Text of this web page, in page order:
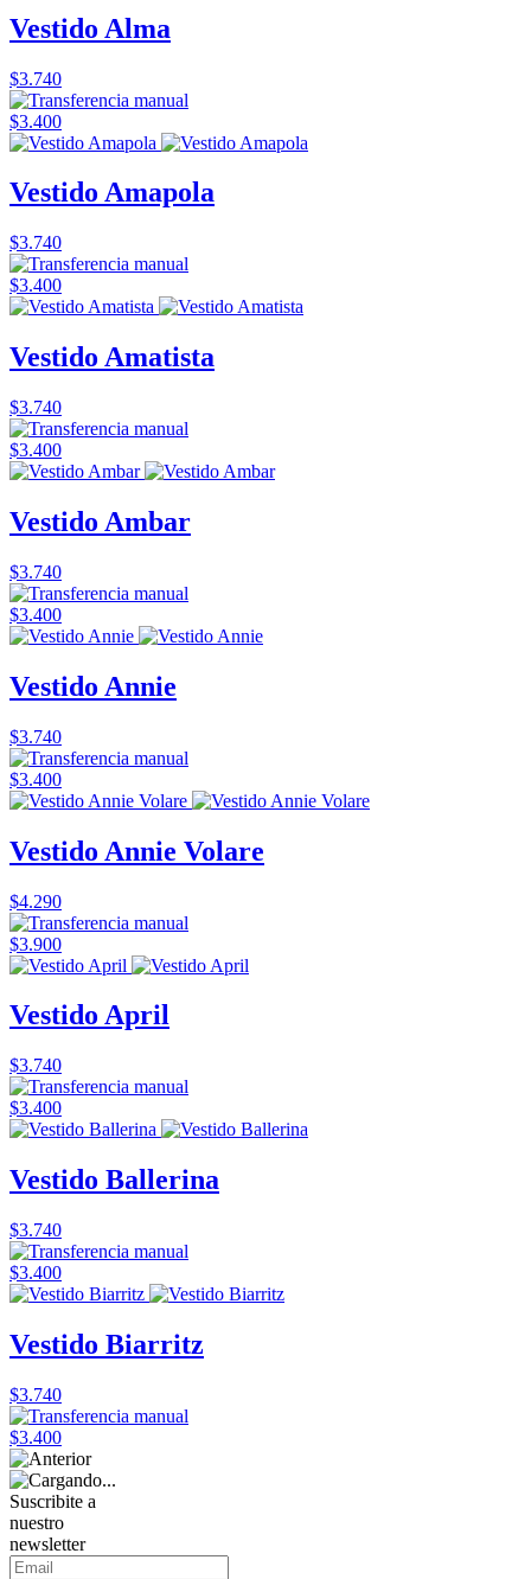
Vestido Alma
$3.740
$3.400
Vestido Amapola
$3.740
$3.400
Vestido Amatista
$3.740
$3.400
Vestido Ambar
$3.740
$3.400
Vestido Annie
$3.740
$3.400
Vestido Annie Volare
$4.290
$3.900
Vestido April
$3.740
$3.400
Vestido Ballerina
$3.740
$3.400
Vestido Biarritz
$3.740
$3.400
Suscribite a
nuestro
newsletter